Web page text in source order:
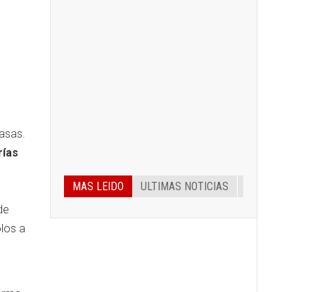
a
MAS LEIDO ULTIMAS NOTICIAS